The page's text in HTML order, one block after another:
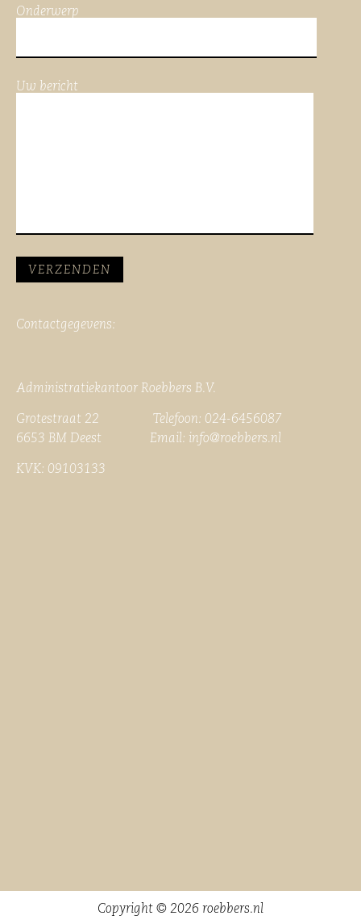
Onderwerp
Uw bericht
Contactgegevens:
Administratiekantoor Roebbers B.V.
Grotestraat 22 Telefoon: 024-6456087
6653 BM Deest Email: info@roebbers.nl
KVK: 09103133
Copyright © 2026 roebbers.nl